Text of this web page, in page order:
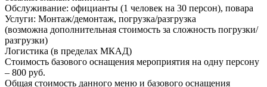
Обслуживание: официанты (1 человек на 30 персон), повара
Услуги: Монтаж/демонтаж, погрузка/разгрузка
(возможна дополнительная стоимость за сложность погрузки/
разгрузки)
Логистика (в пределах МКАД)
Стоимость базового оснащения мероприятия на одну персону
– 800 руб.
Общая стоимость данного меню и базового оснащения